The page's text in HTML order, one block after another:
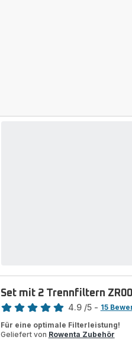
Set mit 2 Trennfiltern
Bewertung
4.9 /5 - 15
Für eine optimale Filterleistung!
Geliefert von Rowenta Zubehör